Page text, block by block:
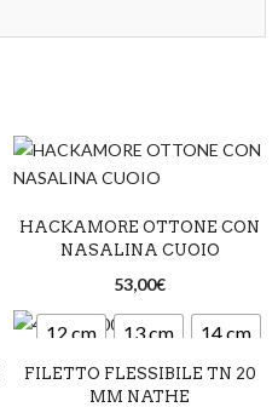
HACKAMORE OTTONE CON
NASALINA CUOIO
53,00€
12 cm 13 cm 14 cm
FILETTO FLESSIBILE TN 20
MM NATHE